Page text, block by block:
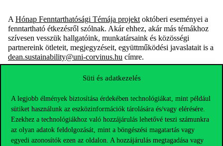
Süti és adatkezelés
A legjobb élmények biztosítása érdekében technológiákat, mint például
sütiket használunk az eszközinformációk tárolására és/vagy elérésére.
Ezekhez a technológiákhoz való hozzájárulás lehetővé teszi számunkra
az olyan adatok feldolgozását, mint a böngészési magatartás vagy
egyedi azonosítók ezen az oldalon. A hozzájárulás megtagadása vagy
A Hónap Fenntarthatósági Témája projekt októberi eseményei a
fenntartható étkezésről szólnak. Akár ehhez, akár más témákhoz
szívesen vesszük hallgatóink, munkatársaink és közösségi
partnereink ötleteit, megjegyzéseit, együttműködési javaslatait is a
dean.sustainability@uni-corvinus.hu címre.